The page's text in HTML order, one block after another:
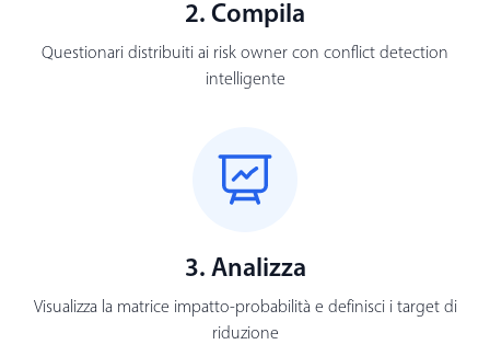
2. Compila
Questionari distribuiti ai risk owner con conflict detection
intelligente
3. Analizza
Visualizza la matrice impatto-probabilità e definisci i target di
riduzione